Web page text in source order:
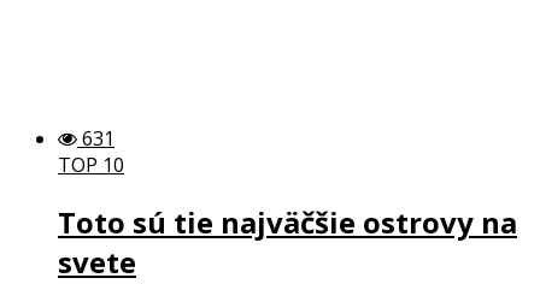
631
TOP 10
Toto sú tie najväčšie ostrovy na
svete